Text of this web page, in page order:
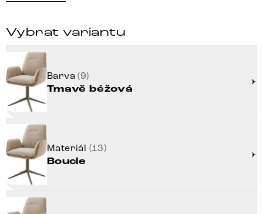
Vybrat variantu
Barva(9)
Tmavě béžová
Materiál (13)
Boucle